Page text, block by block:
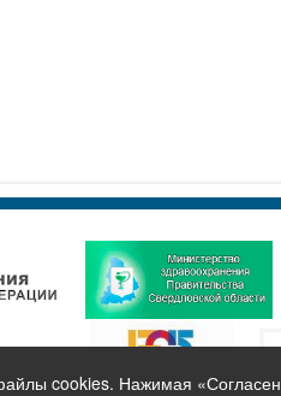
cookies. Нажимая